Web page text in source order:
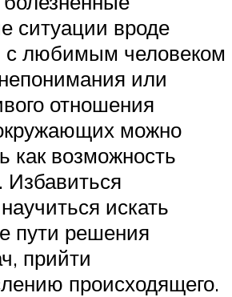
ситуации вроде
с любимым человеком
или
отношения
можно
как возможность
Избавиться
искать
пути решения
прийти
происходящего.